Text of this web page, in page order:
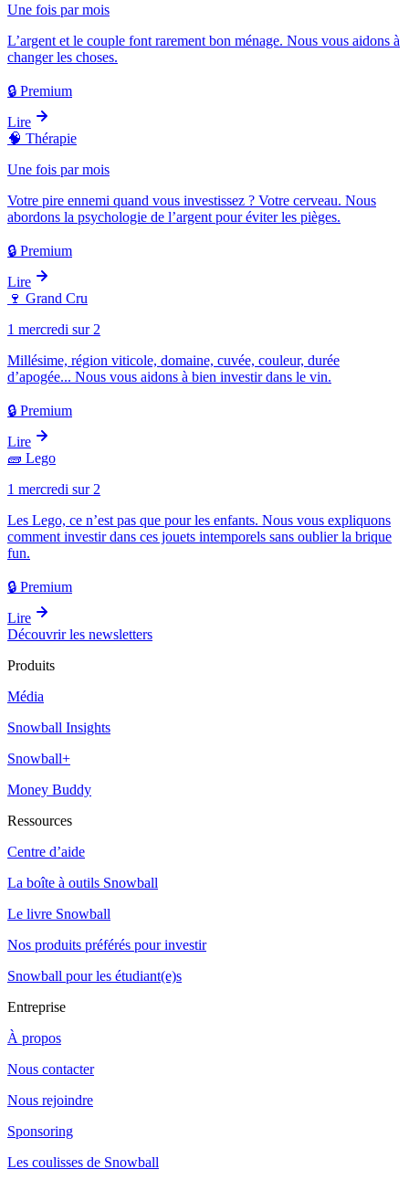
Une fois par mois
L’argent et le couple font rarement bon ménage. Nous vous aidons à
changer les choses.
🔒 Premium
Lire
🧠 Thérapie
Une fois par mois
Votre pire ennemi quand vous investissez ? Votre cerveau. Nous
abordons la psychologie de l’argent pour éviter les pièges.
🔒 Premium
Lire
🍷 Grand Cru
1 mercredi sur 2
Millésime, région viticole, domaine, cuvée, couleur, durée
d’apogée... Nous vous aidons à bien investir dans le vin.
🔒 Premium
Lire
🧱 Lego
1 mercredi sur 2
Les Lego, ce n’est pas que pour les enfants. Nous vous expliquons
comment investir dans ces jouets intemporels sans oublier la brique
fun.
🔒 Premium
Lire
Découvrir les newsletters
Produits
Média
Snowball Insights
Snowball+
Money Buddy
Ressources
Centre d’aide
La boîte à outils Snowball
Le livre Snowball
Nos produits préférés pour investir
Snowball pour les étudiant(e)s
Entreprise
À propos
Nous contacter
Nous rejoindre
Sponsoring
Les coulisses de Snowball